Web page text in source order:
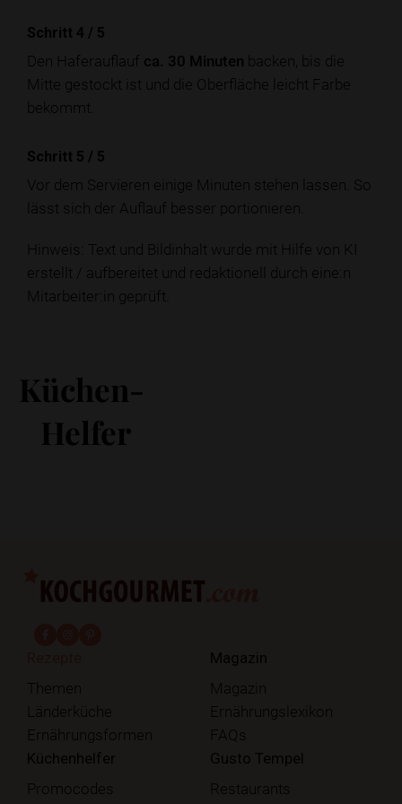
Schritt 4 / 5
Den Haferauflauf ca. 30 Minuten backen, bis die
Mitte gestockt ist und die Oberfläche leicht Farbe
bekommt.
Schritt 5 / 5
Vor dem Servieren einige Minuten stehen lassen. So
lässt sich der Auflauf besser portionieren.
Hinweis: Text und Bildinhalt wurde mit Hilfe von KI
erstellt / aufbereitet und redaktionell durch eine:n
Mitarbeiter:in geprüft.
Küchen-
Helfer
Themen
Länderküche
Ernährungsformen
Magazin
Magazin
Ernährungslexikon
FAQs
Küchenhelfer
Promocodes
Gusto Tempel
Restaurants